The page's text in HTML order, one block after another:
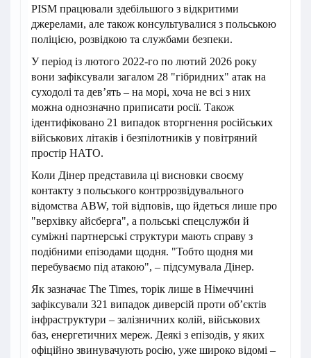
PISM працювали здебільшого з відкритими
джерелами, але також консультувалися з польською
поліцією, розвідкою та службами безпеки.
У період із лютого 2022-го по лютий 2026 року
вони зафіксували загалом 28 "гібридних" атак на
суходолі та дев’ять – на морі, хоча не всі з них
можна однозначно приписати росії. Також
ідентифіковано 21 випадок вторгнення російських
військових літаків і безпілотників у повітряний
простір НАТО.
Коли Дінер представила ці висновки своєму
контакту з польського контррозвідувального
відомства ABW, той відповів, що йдеться лише про
"верхівку айсберга", а польські спецслужби й
суміжні партнерські структури мають справу з
подібними епізодами щодня. "Тобто щодня ми
перебуваємо під атакою", – підсумувала Дінер.
Як зазначає The Times, торік лише в Німеччині
зафіксували 321 випадок диверсій проти об’єктів
інфраструктури – залізничних колій, військових
баз, енергетичних мереж. Деякі з епізодів, у яких
офіційно звинувачують росію, уже широко відомі –